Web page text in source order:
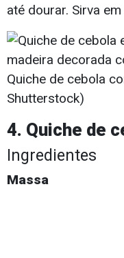
até dourar. Sirva
Quiche de cebola
Shutterstock)
4. Quiche de
Ingredientes
Massa